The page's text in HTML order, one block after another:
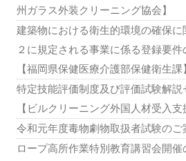
州ガラス外装クリーニング協会】
建築物における衛生的環境の確保
２に規定される事業に係る登録要
【福岡県保健医療介護部保健衛生課
特定技能評価制度及び評価試験解
【ビルクリーニング外国人材受入支
令和元年度毒物劇物取扱者試験のご
ロープ高所作業特別教育講習会開催